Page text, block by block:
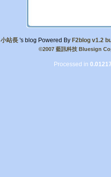
小站長 's blog Powered By F2blog v1.2
©2007 藍訊科技 Bluesign
Processed in